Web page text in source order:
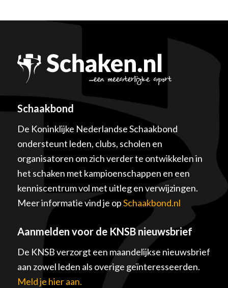
Schaakbond
De Koninklijke Nederlandse Schaakbond
ondersteunt leden, clubs, scholen en
organisatoren om zich verder te ontwikkelen in
het schaken met kampioenschappen en een
kenniscentrum vol met uitleg en verwijzingen.
Meer informatie vind je opSchaakbond.nl
Aanmelden voor de KNSB nieuwsbrief
De KNSB verzorgt een maandelijkse nieuwsbrief
aan zowel leden als overige geïnteresseerden.
Meld je hier aan.